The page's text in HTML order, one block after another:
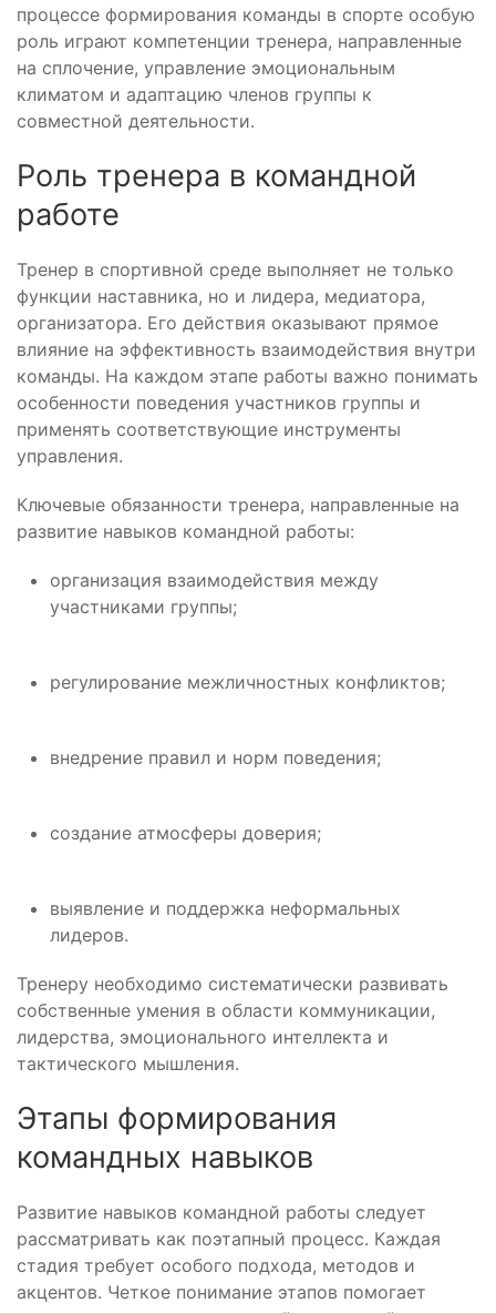
процессе формирования команды в спорте особую
роль играют компетенции тренера, направленные
на сплочение, управление эмоциональным
климатом и адаптацию членов группы к
совместной деятельности.
Роль тренера в командной
работе
Тренер в спортивной среде выполняет не только
функции наставника, но и лидера, медиатора,
организатора. Его действия оказывают прямое
влияние на эффективность взаимодействия внутри
команды. На каждом этапе работы важно понимать
особенности поведения участников группы и
применять соответствующие инструменты
управления.
Ключевые обязанности тренера, направленные на
развитие навыков командной работы:
организация взаимодействия между
участниками группы;
регулирование межличностных конфликтов;
внедрение правил и норм поведения;
создание атмосферы доверия;
выявление и поддержка неформальных
лидеров.
Тренеру необходимо систематически развивать
собственные умения в области коммуникации,
лидерства, эмоционального интеллекта и
тактического мышления.
Этапы формирования
командных навыков
Развитие навыков командной работы следует
рассматривать как поэтапный процесс. Каждая
стадия требует особого подхода, методов и
акцентов. Четкое понимание этапов помогает